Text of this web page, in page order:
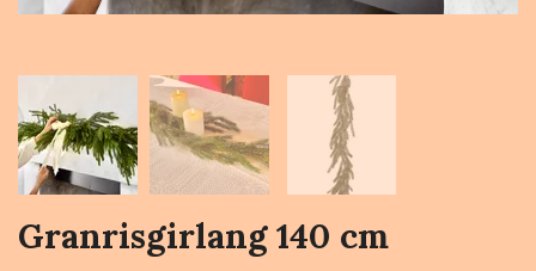
Granrisgirlang 140 cm